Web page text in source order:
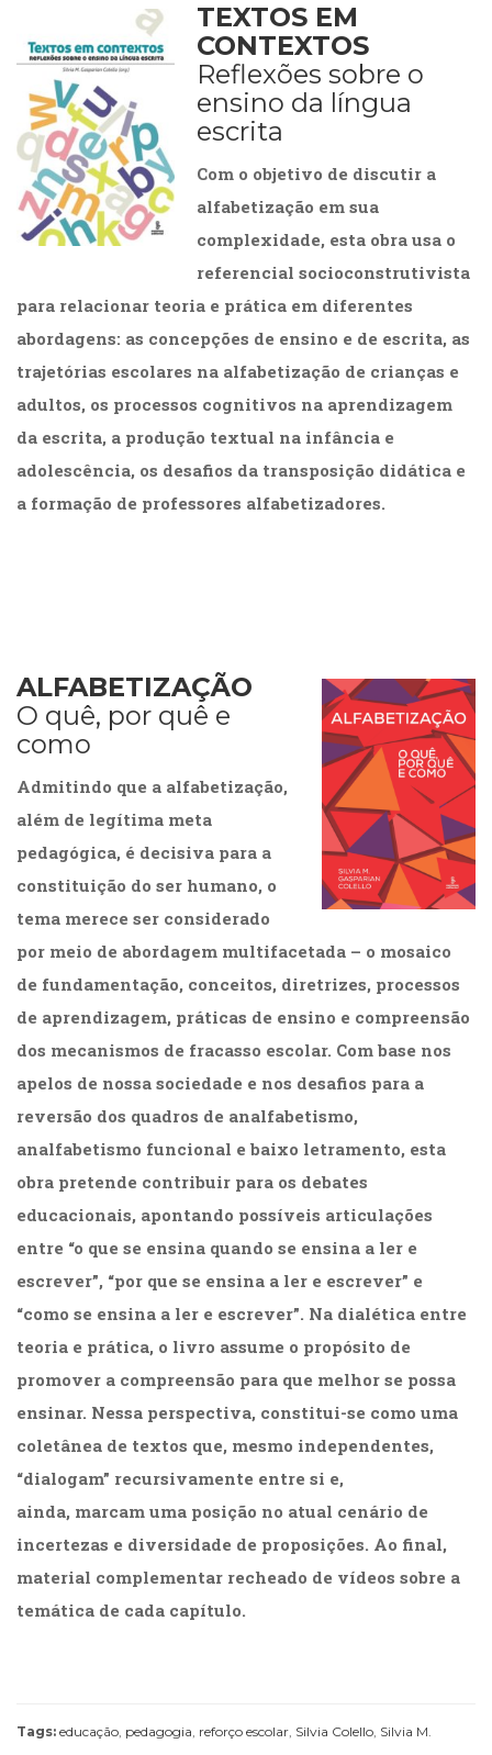
TEXTOS EM
CONTEXTOS
Reflexões sobre o
ensino da língua
escrita
Com o objetivo de discutir a
alfabetização em sua
complexidade, esta obra usa o
referencial socioconstrutivista
para relacionar teoria e prática em diferentes
abordagens: as concepções de ensino e de escrita, as
trajetórias escolares na alfabetização de crianças e
adultos, os processos cognitivos na aprendizagem
da escrita, a produção textual na infância e
adolescência, os desafios da transposição didática e
a formação de professores alfabetizadores.
ALFABETIZAÇÃO
O quê, por quê e
como
Admitindo que a alfabetização,
além de legítima meta
pedagógica, é decisiva para a
constituição do ser humano, o
tema merece ser considerado
por meio de abordagem multifacetada – o mosaico
de fundamentação, conceitos, diretrizes, processos
de aprendizagem, práticas de ensino e compreensão
dos mecanismos de fracasso escolar. Com base nos
apelos de nossa sociedade e nos desafios para a
reversão dos quadros de analfabetismo,
analfabetismo funcional e baixo letramento, esta
obra pretende contribuir para os debates
educacionais, apontando possíveis articulações
entre “o que se ensina quando se ensina a ler e
escrever”, “por que se ensina a ler e escrever” e
“como se ensina a ler e escrever”. Na dialética entre
teoria e prática, o livro assume o propósito de
promover a compreensão para que melhor se possa
ensinar. Nessa perspectiva, constitui-se como uma
coletânea de textos que, mesmo independentes,
“dialogam” recursivamente entre si e,
ainda, marcam uma posição no atual cenário de
incertezas e diversidade de proposições. Ao final,
material complementar recheado de vídeos sobre a
temática de cada capítulo.
Tags: educação, pedagogia, reforço escolar, Silvia Colello, Silvia M.